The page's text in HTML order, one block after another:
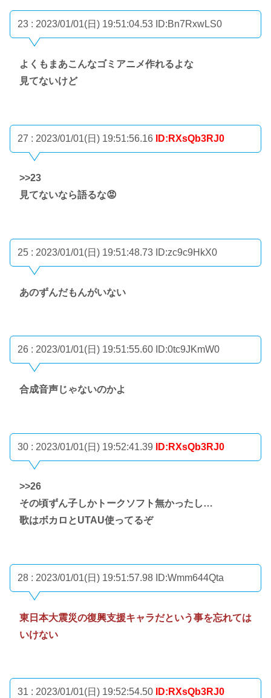
23 : 2023/01/01(日) 19:51:04.53 ID:Bn7RxwLS0
よくもまあこんなゴミアニメ作れるよな
見てないけど
27 : 2023/01/01(日) 19:51:56.16 ID:RXsQb3RJ0
>>23
見てないなら語るな😡
25 : 2023/01/01(日) 19:51:48.73 ID:zc9c9HkX0
あのずんだもんがいない
26 : 2023/01/01(日) 19:51:55.60 ID:0tc9JKmW0
合成音声じゃないのかよ
30 : 2023/01/01(日) 19:52:41.39 ID:RXsQb3RJ0
>>26
その頃ずん子しかトークソフト無かったし…
歌はボカロとUTAU使ってるぞ
28 : 2023/01/01(日) 19:51:57.98 ID:Wmm644Qta
東日本大震災の復興支援キャラだという事を忘れては
いけない
31 : 2023/01/01(日) 19:52:54.50 ID:RXsQb3RJ0